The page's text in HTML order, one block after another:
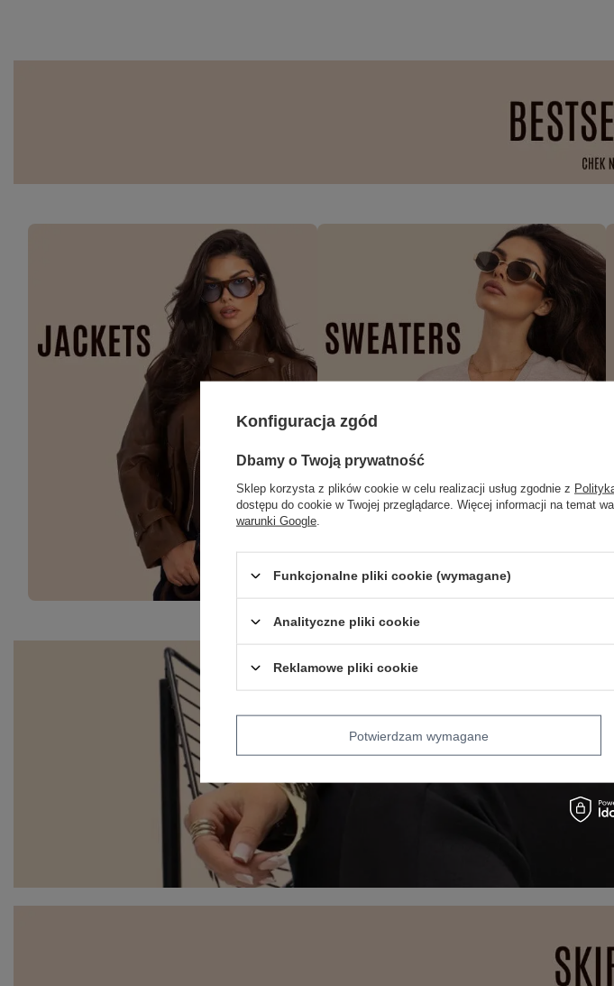
Konfiguracja zgód
Dbamy o Twoją prywatność
Sklep korzysta z plików cookie w celu realizacji usług zgodnie z
dostępu do cookie w Twojej przeglądarce. Więcej informacji na temat
warunki Google
Funkcjonalne pliki cookie (wymagane)
Analityczne pliki cookie
Reklamowe pliki cookie
Potwierdzam wymagane